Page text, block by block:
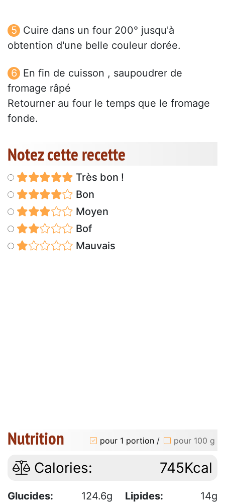
Cuire dans un four 200° jusqu'à
obtention d'une belle couleur dorée.
En fin de cuisson , saupoudrer de
fromage râpé
Retourner au four le temps que le fromage
fonde.
Notez cette recette
Très bon !
Bon
Moyen
Bof
Mauvais
Nutrition pour 1 portion / pour 100 g
Calories: 745Kcal
Glucides: 124.6g Lipides:
14g